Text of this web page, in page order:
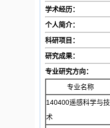
学术经历：
个人简介：
科研项目：
研究成果：
专业研究方向：
专业名称
140400遥感科学与技
术